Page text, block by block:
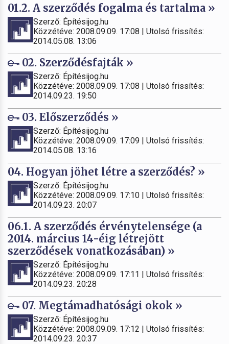
01.2. A szerződés fogalma és tartalma »
Szerző: Építésijog.hu
Közzétéve: 2008.09.09. 17:08 | Utolsó frissítés:
2014.05.08. 13:06
02. Szerződésfajták »
Szerző: Építésijog.hu
Közzétéve: 2008.09.09. 17:08 | Utolsó frissítés:
2014.09.23. 19:50
03. Előszerződés »
Szerző: Építésijog.hu
Közzétéve: 2008.09.09. 17:09 | Utolsó frissítés:
2014.05.08. 13:16
04. Hogyan jöhet létre a szerződés? »
Szerző: Építésijog.hu
Közzétéve: 2008.09.09. 17:10 | Utolsó frissítés:
2014.09.23. 20:07
06.1. A szerződés érvénytelensége (a
2014. március 14-éig létrejött
szerződések vonatkozásában) »
Szerző: Építésijog.hu
Közzétéve: 2008.09.09. 17:11 | Utolsó frissítés:
2014.09.23. 20:28
07. Megtámadhatósági okok »
Szerző: Építésijog.hu
Közzétéve: 2008.09.09. 17:12 | Utolsó frissítés:
2014.09.23. 20:37